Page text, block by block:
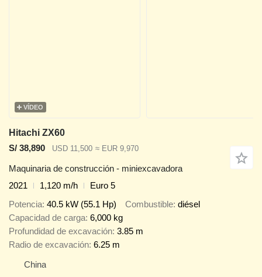
VÍDEO
Hitachi ZX60
S/ 38,890
USD 11,500 ≈ EUR 9,970
Maquinaria de construcción - miniexcavadora
2021
1,120 m/h
Euro 5
Potencia 40.5 kW (55.1 Hp) Combustible diésel
Capacidad de carga 6,000 kg
Profundidad de excavación 3.85 m
Radio de excavación 6.25 m
China